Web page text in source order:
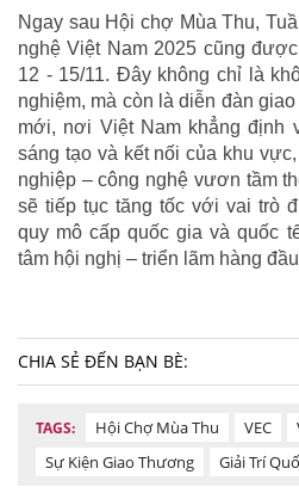
Ngay sau Hội chợ Mùa Thu,
nghệ Việt Nam 2025 cũng
12 - 15/11. Đây không chỉ là
nghiệm, mà còn là diễn đàn
mới, nơi Việt Nam khẳng định
sáng tạo và kết nối của khu
nghiệp – công nghệ vươn tầm
sẽ tiếp tục tăng tốc với vai trò
quy mô cấp quốc gia và quốc
tâm hội nghị – triển lãm hàng
CHIA SẺ ĐẾN BẠN BÈ:
TAGS: Hội Chợ Mùa Thu VEC
Sự Kiện Giao Thương
Giải Trí